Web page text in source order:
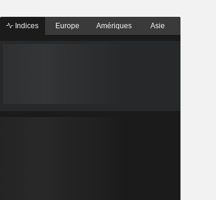
Indices Europe Amériques Asie